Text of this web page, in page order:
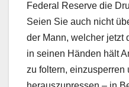
Federal Reserve die
Seien Sie auch nicht
der Mann, welcher jetzt
in seinen Händen hält
zu foltern, einzusperren